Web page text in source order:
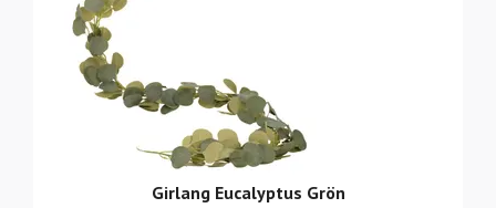
Girlang Eucalyptus Grön